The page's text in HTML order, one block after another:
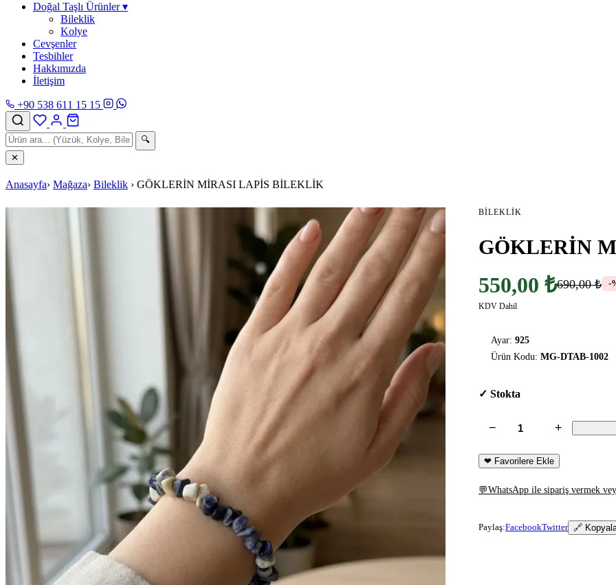
Doğal Taşlı Ürünler▾
Bileklik
Kolye
Cevşenler
Tesbihler
Hakkımızda
İletişim
+90 538 611 15 15
🔍
✕
Anasayfa› Mağaza› Bileklik › GÖKLERİN MİRASI LAPİS BİLEKLİK
BILEKLIK
GÖKLERİN
550,00 ₺690,00 ₺ -
KDV Dahil
Ayar: 925
Ürün Kodu: MG-DTAB-1002
✓ Stokta
− +
❤ Favorilere Ekle
💬WhatsApp ile sipariş vermek
Paylaş:FacebookTwitter 🔗